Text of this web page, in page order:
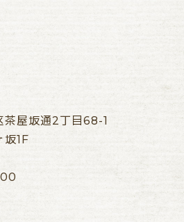
茶屋坂通2丁目68-1
坂1F